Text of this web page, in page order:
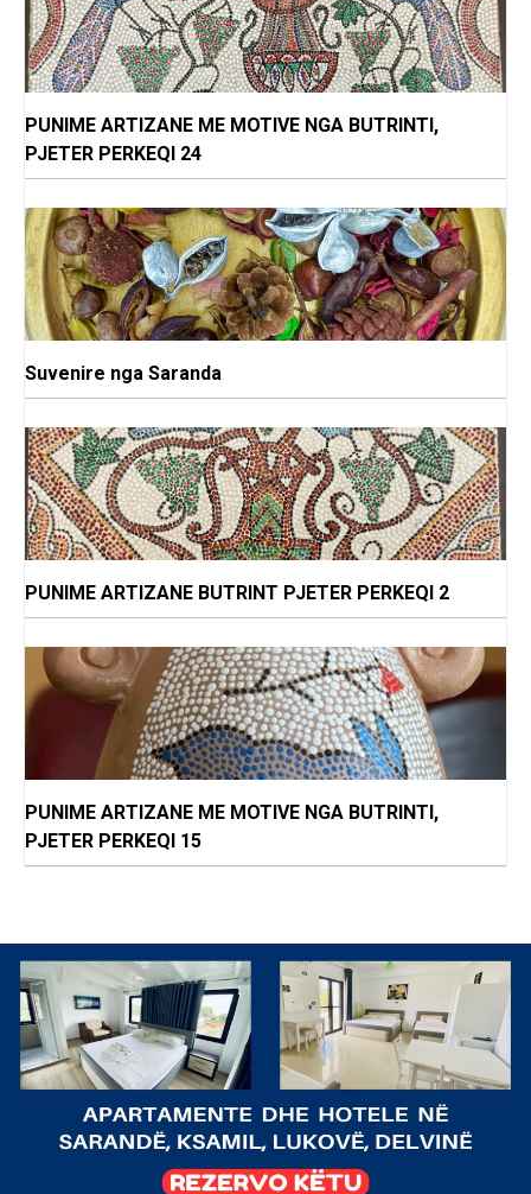
PUNIME ARTIZANE ME MOTIVE NGA BUTRINTI,
PJETER PERKEQI 24
Suvenire nga Saranda
PUNIME ARTIZANE BUTRINT PJETER PERKEQI 2
PUNIME ARTIZANE ME MOTIVE NGA BUTRINTI,
PJETER PERKEQI 15